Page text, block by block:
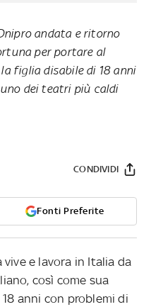
andata e ritorno
per portare al
figlia disabile di 18 anni
dei teatri più caldi
Fonti Preferite
CONDIVIDI
e lavora in Italia da
così come sua
anni con problemi di